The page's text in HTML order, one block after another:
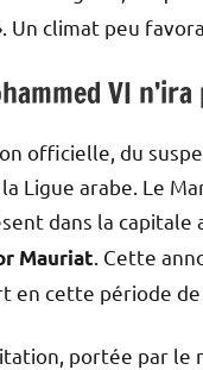
Un climat peu
VI
officielle, du
Ligue arabe. Le
dans la capitale
Mauriat . Cette
en cette période de
portée par